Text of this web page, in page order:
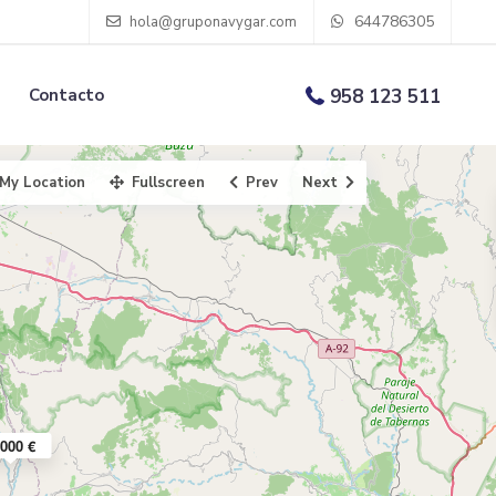
hola@gruponavygar.com 644786305
958 123 511
Contacto
€
My Location Fullscreen Prev Next